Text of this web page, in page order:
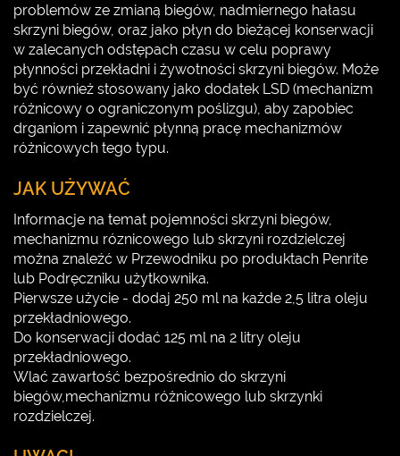
problemów ze zmianą biegów, nadmiernego hałasu
skrzyni biegów, oraz jako płyn do bieżącej konserwacji
w zalecanych odstępach czasu w celu poprawy
płynności przekładni i żywotności skrzyni biegów. Może
być również stosowany jako dodatek LSD (mechanizm
różnicowy o ograniczonym poślizgu), aby zapobiec
drganiom i zapewnić płynną pracę mechanizmów
różnicowych tego typu.
JAK UŻYWAĆ
Informacje na temat pojemności skrzyni biegów,
mechanizmu róznicowego lub skrzyni rozdzielczej
można znaleźć w Przewodniku po produktach Penrite
lub Podręczniku użytkownika.
Pierwsze użycie - dodaj 250 ml na każde 2,5 litra oleju
przekładniowego.
Do konserwacji dodać 125 ml na 2 litry oleju
przekładniowego.
Wlać zawartość bezpośrednio do skrzyni
biegów,mechanizmu różnicowego lub skrzynki
rozdzielczej.